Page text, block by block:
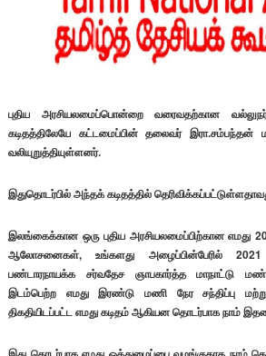
புதிய அரசியலமைப்பொன்றை வரைவதற்கான வல்லுநர்
கடிதத்திலேயே கட்டமைப்பின் தலைவர்
வலியுறுத்தியுள்ளனர்.
இதுதொடர்பில் அந்தக் கடிதத்தில்
இலங்கைக்கான ஒரு புதிய அரசியலமைப்பிற்கான எமது
ஆலோசனைகள், உங்களது அழைப்பின்பேரில்
பண்டாரநாயக்க சர்வதேச ஞாபகார்த்த மாநாட்டு
இடம்பெற்ற எமது இரண்டு மணி நேர சந்திப்பு
திகதியிடப்பட்ட எமது கடிதம் ஆகியன தொடர்பாக நாம்